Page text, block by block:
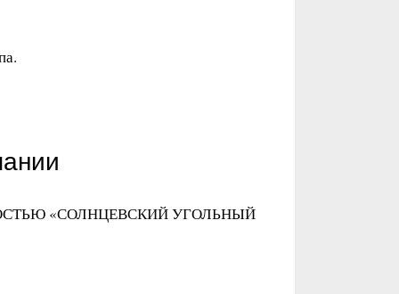
«СОЛНЦЕВСКИЙ УГОЛЬНЫЙ